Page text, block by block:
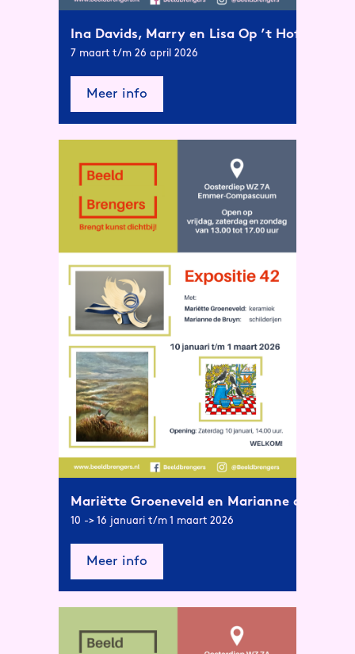
Ina Davids, Marry en Lisa Op ’t Hof
7 maart t/m 26 april 2026
Meer info
Mariëtte Groeneveld en Marianne de Bruyn
10 -> 16 januari t/m 1 maart 2026
Meer info